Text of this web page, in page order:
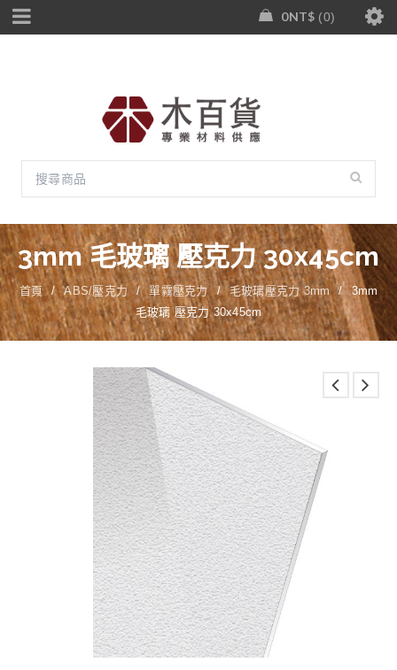
0NT$ 0
3mm 毛玻璃 壓克力 30x45cm
首頁 / ABS/壓克力 / 單霧壓克力 / 毛玻璃壓克力 3mm /
3mm
毛玻璃 壓克力 30x45cm